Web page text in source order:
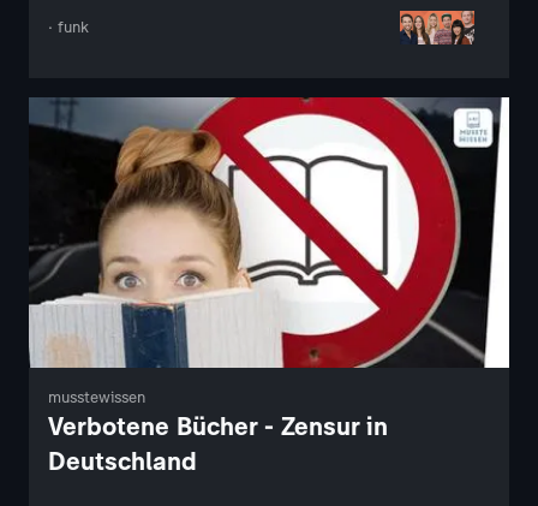
· funk
musstewissen
Verbotene Bücher - Zensur in
Deutschland